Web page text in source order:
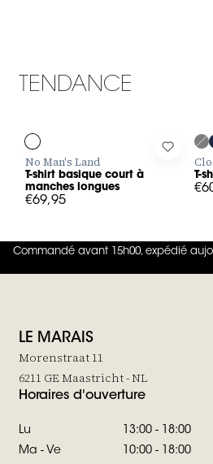
TENDANCE
in to add T-shirt basique court
No Man's Land
T-shirt basique court à
manches longues
€69,95
Log in
T-
Commandé avant 15h00, expédié
4.8 sur 5 ( 42 Avis)
LE MARAIS
Morenstraat 11
6211 GE Maastricht - NL
Horaires d'ouverture
Lu
13:00 - 18:00
Ma - Ve
10:00 - 18:00